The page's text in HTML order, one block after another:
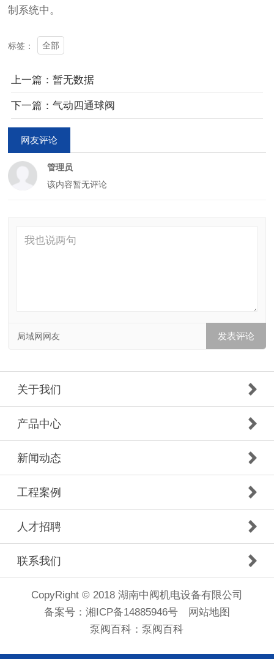
制系统中。
标签： 全部
上一篇：暂无数据
下一篇：气动四通球阀
网友评论
管理员
该内容暂无评论
局域网网友
关于我们
产品中心
新闻动态
工程案例
人才招聘
联系我们
CopyRight © 2018 湖南中阀机电设备有限公司
备案号： 湘ICP备14885946号
网站地图
泵阀百科：泵阀百科